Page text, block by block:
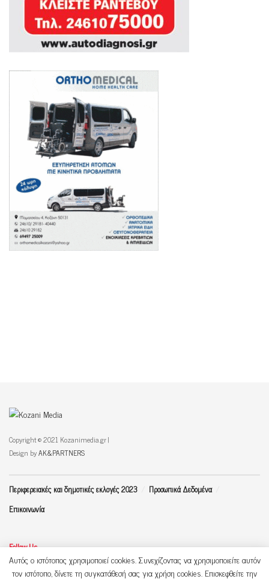
Copyright © 2021 Kozanimedia.gr |
Design byAK&PARTNERS
Περιφερειακές και δημοτικές εκλογές 2023
Προσωπικά Δεδομένα
Επικοινωνία
Follow Us
Αυτός ο ιστότοπος χρησιμοποιεί cookies. Συνεχίζοντας να χρησιμοποιείτε αυτόν
τον ιστότοπο, δίνετε τη συγκατάθεσή σας για χρήση cookies. Επισκεφθείτε την